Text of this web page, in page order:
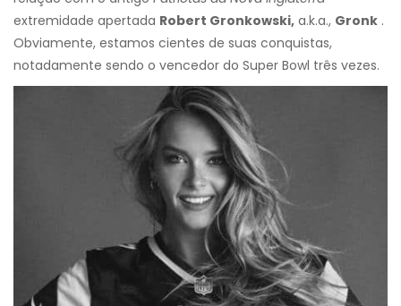
extremidade apertada Robert Gronkowski, a.k.a., Gronk .
Obviamente, estamos cientes de suas conquistas,
notadamente sendo o vencedor do Super Bowl três vezes.